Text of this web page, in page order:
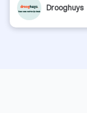
Drooghuys